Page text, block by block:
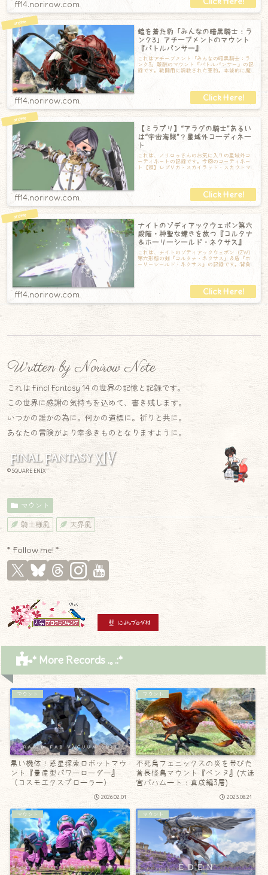
ff14.norirow.com
鎧を着た豹「みんなの暗黒騎士：ラ
ンク3」アチーブメントのマウント
『バトルパンサー』
これはアチーブメント「みんなの暗黒騎士：ラ
ンク3」報酬のマウント『バトルパンサー』の記
録です。戦闘用に調教された軍豹。本能的に魔
ff14.norirow.com
【ミラプリ】“アラグの騎士”あるい
は“宇宙海賊”？星域外コーディネー
ト
これは、ノリロゥさんのお気に入りの星域外コ
ーディネートの記録です。今回のコーディネー
ト【頭】レプリカ・スカイラット・スカウトマ
ff14.norirow.com
ナイトのゾディアックウェポン第六
段階・神聖な輝きを放つ『コルタナ
＆ホーリーシールド・ネクサス』
これは、ナイトのゾディアックウェポン（ZW）
第六形態の剣『コルタナ・ネクサス』＆盾『ホ
ーリーシールド・ネクサス』の記録です。背負
ff14.norirow.com
Written by Norirow Note
これは Final Fantasy 14 の世界の記憶と記録です。
この世界に感謝の気持ちを込めて、書き残します。
いつかの誰かの為に。何かの道標に。祈りと共に。
あなたの冒険がより幸多きものとなりますように。
© SQUARE ENIX
マウント
騎士様風 天界風
* Follow me! *
* More Records .｡.:*
マウント
黒い機体！惑星探索ロボットマウ
ント『量産型パワーローダー』
（コスモエクスプローラー）
2026.02.01
マウント
不死鳥フェニックスの炎を帯びた
首長怪鳥マウント『ベンヌ』(大迷
宮バハムート：真成編3層)
2023.08.21
マウント マウント